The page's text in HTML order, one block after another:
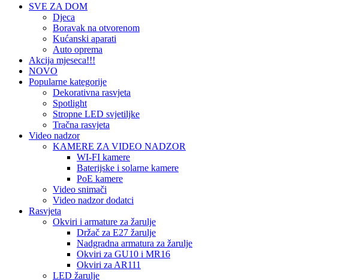
SVE ZA DOM
Djeca
Boravak na otvorenom
Kućanski aparati
Auto oprema
Akcija mjeseca!!!
NOVO
Popularne kategorije
Dekorativna rasvjeta
Spotlight
Stropne LED svjetiljke
Tračna rasvjeta
Video nadzor
KAMERE ZA VIDEO NADZOR
WI-FI kamere
Baterijske i solarne kamere
PoE kamere
Video snimači
Video nadzor dodatci
Rasvjeta
Okviri i armature za žarulje
Držač za E27 žarulje
Nadgradna armatura za žarulje
Okviri za GU10 i MR16
Okviri za AR111
LED žarulje